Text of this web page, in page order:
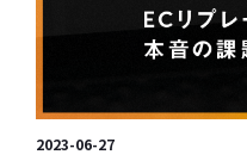
2023-06-27